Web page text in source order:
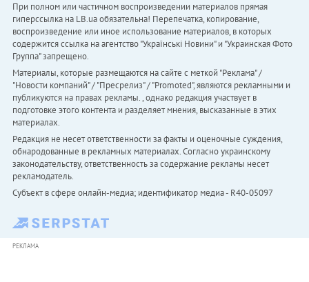
При полном или частичном воспроизведении материалов прямая
гиперссылка на LB.ua обязательна! Перепечатка, копирование,
воспроизведение или иное использование материалов, в которых
содержится ссылка на агентство "Українськi Новини" и "Украинская Фото
Группа" запрещено.
Материалы, которые размещаются на сайте с меткой "Реклама" /
"Новости компаний" / "Пресрелиз" / "Promoted", являются рекламными и
публикуются на правах рекламы. , однако редакция участвует в
подготовке этого контента и разделяет мнения, высказанные в этих
материалах.
Редакция не несет ответственности за факты и оценочные суждения,
обнародованные в рекламных материалах. Согласно украинскому
законодательству, ответственность за содержание рекламы несет
рекламодатель.
Субъект в сфере онлайн-медиа; идентификатор медиа - R40-05097
РЕКЛАМА